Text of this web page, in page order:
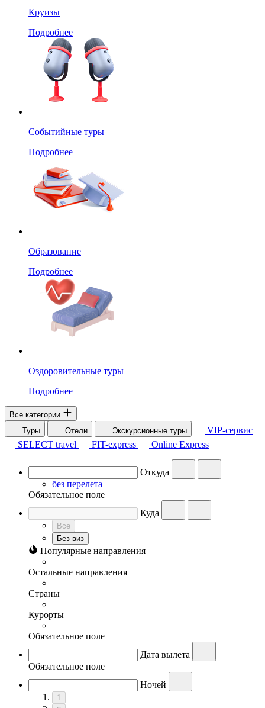
Круизы
Подробнее
Событийные туры
Подробнее
Образование
Подробнее
Оздоровительные туры
Подробнее
Все категории
Туры
Отели Экскурсионные туры
VIP-сервис
SELECT travel
FIT-express Online Express
Откуда
без перелета
Обязательное поле
Куда
Все
Без виз
Популярные направления
Остальные направления
Страны
Курорты
Обязательное поле
Дата вылета
Обязательное поле
Ночей
1